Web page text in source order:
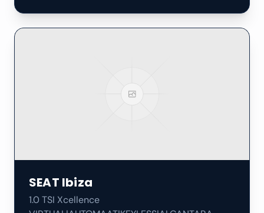
SEAT Ibiza
1.0 TSI Xcellence